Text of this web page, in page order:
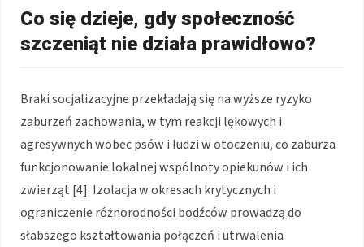
Co się dzieje, gdy społeczność
szczeniąt nie działa prawidłowo?
Braki socjalizacyjne przekładają się na wyższe ryzyko
zaburzeń zachowania, w tym reakcji lękowych i
agresywnych wobec psów i ludzi w otoczeniu, co zaburza
funkcjonowanie lokalnej wspólnoty opiekunów i ich
zwierząt [4]. Izolacja w okresach krytycznych i
ograniczenie różnorodności bodźców prowadzą do
słabszego kształtowania połączeń i utrwalenia